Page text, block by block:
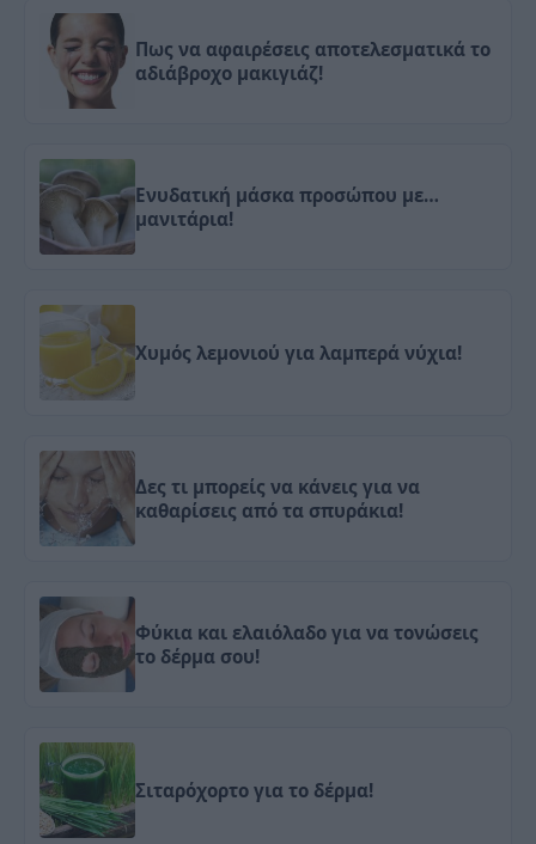
Πως να αφαιρέσεις αποτελεσματικά το
αδιάβροχο μακιγιάζ!
Ενυδατική μάσκα προσώπου με…
μανιτάρια!
Χυμός λεμονιού για λαμπερά νύχια!
Δες τι μπορείς να κάνεις για να
καθαρίσεις από τα σπυράκια!
Φύκια και ελαιόλαδο για να τονώσεις
το δέρμα σου!
Σιταρόχορτο για το δέρμα!